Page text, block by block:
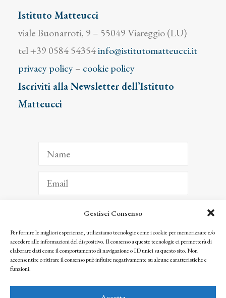
Gestisci Consenso
Per fornire le migliori esperienze, utilizziamo tecnologie come i cookie per memorizzare e/o
accedere alle informazioni del dispositivo. Il consenso a queste tecnologie ci permetterà di
elaborare dati come il comportamento di navigazione o ID unici su questo sito. Non
acconsentire o ritirare il consenso può influire negativamente su alcune caratteristiche e
funzioni.
Istituto Matteucci
viale Buonarroti, 9 – 55049 Viareggio (LU)
tel +39 0584 54354info@istitutomatteucci.it
privacy policy– cookie policy
Iscriviti alla Newsletter dell’Istituto
Matteucci
ISCRIVITI
Facendo clic per iscriverti, riconosci che le tue informazioni saranno trattate
seguendo la nostra Privacy Policy
© 2025 Istituto Matteucci. All right reserved
l’autorizzazione scritta dei proprietari dei diritti e dell’Istituto Matteucci